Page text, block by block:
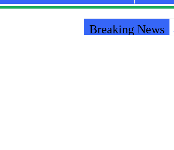
Breaking News